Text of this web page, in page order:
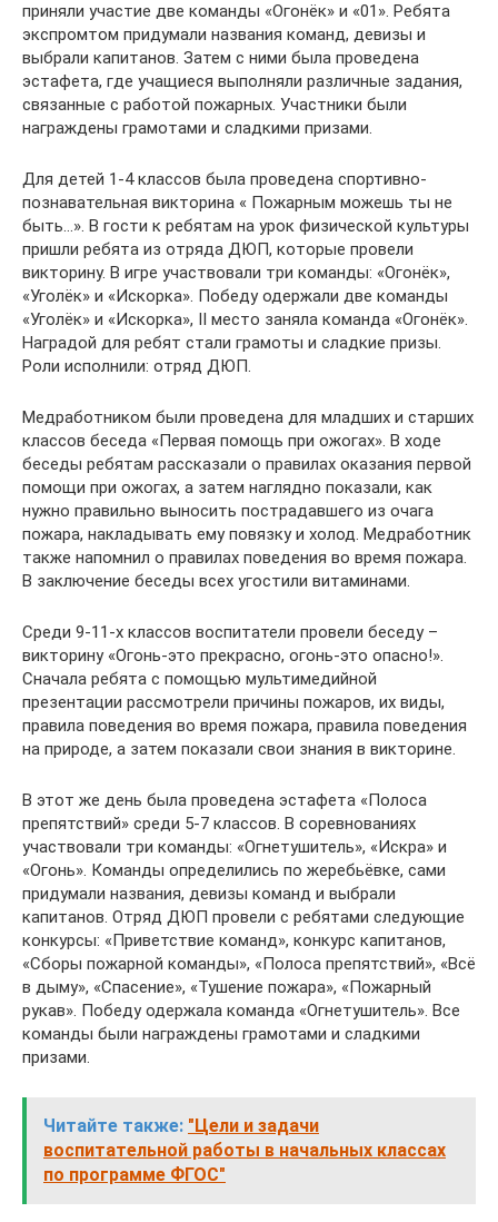
приняли участие две команды «Огонёк» и «01». Ребята
экспромтом придумали названия команд, девизы и
выбрали капитанов. Затем с ними была проведена
эстафета, где учащиеся выполняли различные задания,
связанные с работой пожарных. Участники были
награждены грамотами и сладкими призами.
Для детей 1-4 классов была проведена спортивно-
познавательная викторина « Пожарным можешь ты не
быть…». В гости к ребятам на урок физической культуры
пришли ребята из отряда ДЮП, которые провели
викторину. В игре участвовали три команды: «Огонёк»,
«Уголёк» и «Искорка». Победу одержали две команды
«Уголёк» и «Искорка», II место заняла команда «Огонёк».
Наградой для ребят стали грамоты и сладкие призы.
Роли исполнили: отряд ДЮП.
Медработником были проведена для младших и старших
классов беседа «Первая помощь при ожогах». В ходе
беседы ребятам рассказали о правилах оказания первой
помощи при ожогах, а затем наглядно показали, как
нужно правильно выносить пострадавшего из очага
пожара, накладывать ему повязку и холод. Медработник
также напомнил о правилах поведения во время пожара.
В заключение беседы всех угостили витаминами.
Среди 9-11-х классов воспитатели провели беседу –
викторину «Огонь-это прекрасно, огонь-это опасно!».
Сначала ребята с помощью мультимедийной
презентации рассмотрели причины пожаров, их виды,
правила поведения во время пожара, правила поведения
на природе, а затем показали свои знания в викторине.
В этот же день была проведена эстафета «Полоса
препятствий» среди 5-7 классов. В соревнованиях
участвовали три команды: «Огнетушитель», «Искра» и
«Огонь». Команды определились по жеребьёвке, сами
придумали названия, девизы команд и выбрали
капитанов. Отряд ДЮП провели с ребятами следующие
конкурсы: «Приветствие команд», конкурс капитанов,
«Сборы пожарной команды», «Полоса препятствий», «Всё
в дыму», «Спасение», «Тушение пожара», «Пожарный
рукав». Победу одержала команда «Огнетушитель». Все
команды были награждены грамотами и сладкими
призами.
Читайте также: "Цели и задачи
воспитательной работы в начальных классах
по программе ФГОС"